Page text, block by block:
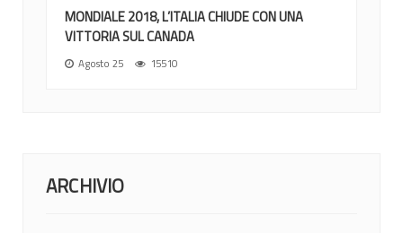
MONDIALE 2018, L’ITALIA CHIUDE CON UNA
VITTORIA SUL CANADA
Agosto 25 15510
ARCHIVIO